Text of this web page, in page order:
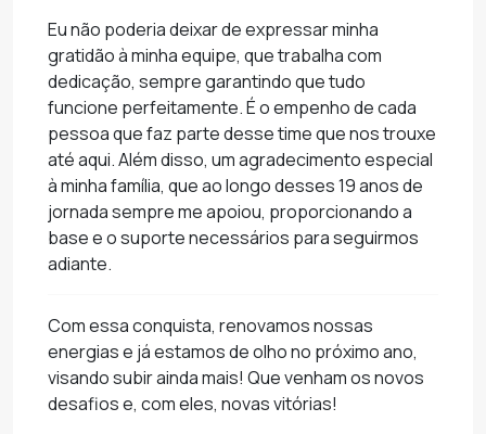
Eu não poderia deixar de expressar minha
gratidão à minha equipe, que trabalha com
dedicação, sempre garantindo que tudo
funcione perfeitamente. É o empenho de cada
pessoa que faz parte desse time que nos trouxe
até aqui. Além disso, um agradecimento especial
à minha família, que ao longo desses 19 anos de
jornada sempre me apoiou, proporcionando a
base e o suporte necessários para seguirmos
adiante.
Com essa conquista, renovamos nossas
energias e já estamos de olho no próximo ano,
visando subir ainda mais! Que venham os novos
desafios e, com eles, novas vitórias!